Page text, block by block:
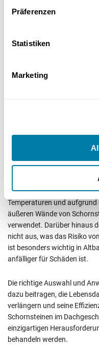
Präferenzen
Statistiken
Marketing
Schornsteindämmung dar.
Schornsteinschacht vom
Anwendung passender
Altbauten ist die
Keramik wird aufgrund
Temperaturen und
äußeren Wände von
verwendet. Darüber hinaus
nicht aus, was das Risiko
ist besonders wichtig in
anfälliger für Schäden ist.
Die richtige Auswahl und
dazu beitragen, die
verlängern und seine
Schornsteinen im
einzigartigen
behandeln werden.